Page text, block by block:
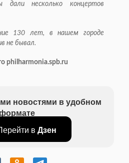
дали несколько концертов
130 лет, в нашем городе
не бывал.
philharmonia.spb.ru
новостями в удобном
в Дзен